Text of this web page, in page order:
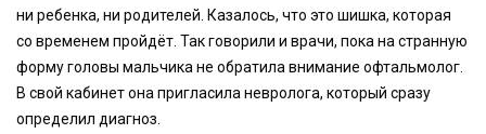
ни ребенка, ни родителей. Казалось, что это шишка, которая
со временем пройдёт. Так говорили и врачи, пока на странную
форму головы мальчика не обратила внимание офтальмолог.
В свой кабинет она пригласила невролога, который сразу
определил диагноз.